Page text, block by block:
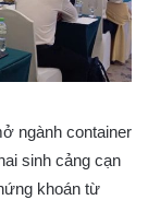
ngành container
sinh cảng cạn
khoán từ